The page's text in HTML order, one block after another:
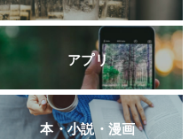
アプリ
本・小説・漫画